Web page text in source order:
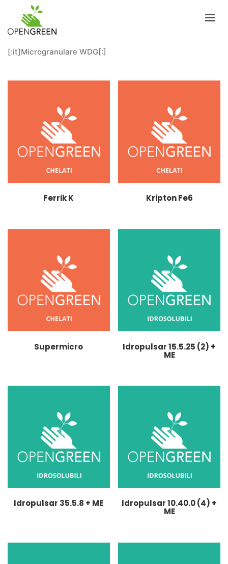
AZIENDA
CONTATTI
ITALIANO
LOGIN
[:it]Microgranulare WDG[:]
Ferrik K Kripton Fe6
Supermicro Idropulsar 15.5.25 (2) +
ME
Idropulsar 35.5.8 + ME Idropulsar 10.40.0 (4) +
ME